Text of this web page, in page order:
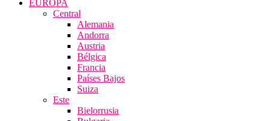
EUROPA
Central
Alemania
Andorra
Austria
Bélgica
Francia
Países Bajos
Suiza
Este
Bielorrusia